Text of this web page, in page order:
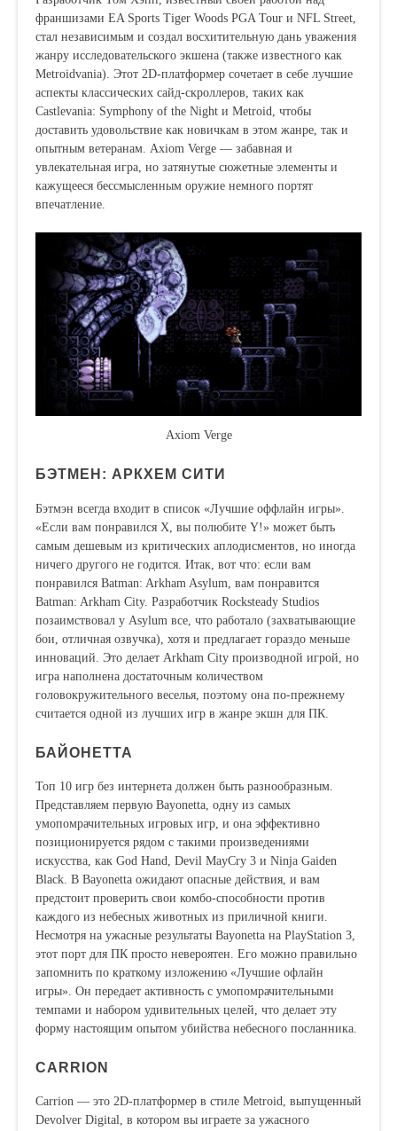
франшизами EA Sports Tiger Woods PGA Tour и NFL Street,
стал независимым и создал восхитительную дань уважения
жанру исследовательского экшена (также известного как
Metroidvania). Этот 2D-платформер сочетает в себе лучшие
аспекты классических сайд-скроллеров, таких как
Castlevania: Symphony of the Night и Metroid, чтобы
доставить удовольствие как новичкам в этом жанре, так и
опытным ветеранам. Axiom Verge — забавная и
увлекательная игра, но затянутые сюжетные элементы и
кажущееся бессмысленным оружие немного портят
впечатление.
Axiom Verge
БЭТМЕН: АРКХЕМ СИТИ
Бэтмэн всегда входит в список «Лучшие оффлайн игры».
«Если вам понравился X, вы полюбите Y!» может быть
самым дешевым из критических аплодисментов, но иногда
ничего другого не годится. Итак, вот что: если вам
понравился Batman: Arkham Asylum, вам понравится
Batman: Arkham City. Разработчик Rocksteady Studios
позаимствовал у Asylum все, что работало (захватывающие
бои, отличная озвучка), хотя и предлагает гораздо меньше
инноваций. Это делает Arkham City производной игрой, но
игра наполнена достаточным количеством
головокружительного веселья, поэтому она по-прежнему
считается одной из лучших игр в жанре экшн для ПК.
БАЙОНЕТТА
Топ 10 игр без интернета должен быть разнообразным.
Представляем первую Bayonetta, одну из самых
умопомрачительных игровых игр, и она эффективно
позиционируется рядом с такими произведениями
искусства, как God Hand, Devil MayCry 3 и Ninja Gaiden
Black. В Bayonetta ожидают опасные действия, и вам
предстоит проверить свои комбо-способности против
каждого из небесных животных из приличной книги.
Несмотря на ужасные результаты Bayonetta на PlayStation 3,
этот порт для ПК просто невероятен. Его можно правильно
запомнить по краткому изложению «Лучшие офлайн
игры». Он передает активность с умопомрачительными
темпами и набором удивительных целей, что делает эту
форму настоящим опытом убийства небесного посланника.
CARRION
Carrion — это 2D-платформер в стиле Metroid, выпущенный
Devolver Digital, в котором вы играете за ужасного